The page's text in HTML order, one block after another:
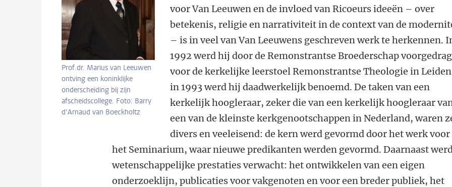
Prof.dr. Marius van Leeuwen
ontving een koninklijke
onderscheiding bij zijn
afscheidscollege. Foto: Barry
d’Arnaud van Boeckholtz
voor Van Leeuwen en de invloed van Ricoeurs ideeën – over
betekenis, religie en narrativiteit in de context van de
– is in veel van Van Leeuwens geschreven werk te herkennen.
1992 werd hij door de Remonstrantse Broederschap
voor de kerkelijke leerstoel Remonstrantse Theologie in
in 1993 werd hij daadwerkelijk benoemd. De taken van een
kerkelijk hoogleraar, zeker die van een kerkelijk hoogleraar
een van de kleinste kerkgenootschappen in Nederland, waren
divers en veeleisend: de kern werd gevormd door het werk voor
het Seminarium, waar nieuwe predikanten werden gevormd. Daarnaast
wetenschappelijke prestaties verwacht: het ontwikkelen van een eigen
onderzoeklijn, publicaties voor vakgenoten en voor een breder publiek, het